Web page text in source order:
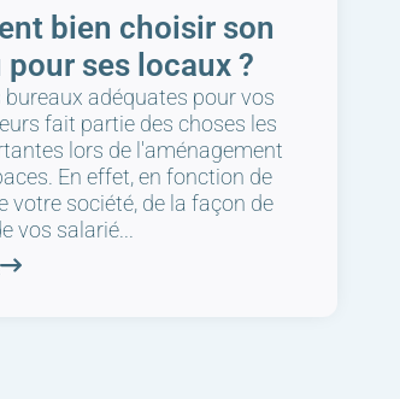
bien choisir son
pour ses locaux ?
bureaux adéquates pour vos
fait partie des choses les
lors de l'aménagement
En effet, en fonction de
votre société, de la façon de
vos salarié...